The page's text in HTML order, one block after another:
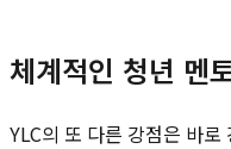
체계적인 청년 멘
YLC의 또 다른 강점은 바로